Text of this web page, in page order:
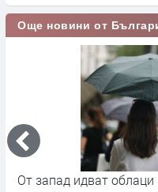
Още новини от
От запад идват